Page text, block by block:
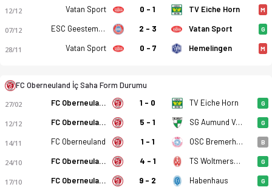
FC Oberneuland - KSV Vatan Sport 3-2 bitti. Gol anları,
12/12 Vatan Sport 0 - 1 TV Eiche Horn M
07/12 ESC Geestemunde 2 - 3 Vatan Sport G
28/11 Vatan Sport 0 - 7 Hemelingen M
FC Oberneuland İç Saha Form Durumu
27/02 FC Oberneuland 1 - 0 TV Eiche Horn G
12/12 FC Oberneuland 5 - 1 SG Aumund Vegesack G
14/11 FC Oberneuland 1 - 1 OSC Bremerhaven B
24/10 FC Oberneuland 4 - 1 TS Woltmershausen G
17/10 FC Oberneuland 9 - 2 Habenhaus G